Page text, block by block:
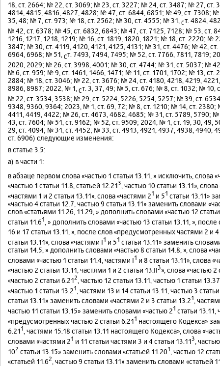
18, ст. 2664; № 22, ст. 3069; № 23, ст. 3227; № 24, ст. 3487; № 27,
4814, 4815, 4816, 4827, 4828; № 47, ст. 6844, 6851; № 49, ст. 7308;
35, 48; № 7, ст. 973; № 18, ст. 2562; № 30, ст. 4555; № 31, Ст. 4824,
№ 42, ст. 6378; № 45, ст. 6832, 6843; № 47, ст. 7125, 7128; № 53, ст.
1216, 1217, 1218, 1219; № 16, ст. 1819, 1820, 1821; № 18, ст. 2220;
3847; № 30, ст. 4119, 4120, 4121, 4125, 4131; № 31, ст. 4476; № 42,
6964, 6968; № 51, Ст. 7493, 7494, 7495; № 52, ст. 7766, 7811, 7819;
2020, 2029; № 26, ст. 3998, 4001; № 30, ст. 4744; № 31, ст. 5037; №
№ 6, ст. 959; № 9, ст. 1461, 1466, 1471; № 11, ст. 1701, 1702; № 13,
2884; № 18, ст. 3046; № 22, ст. 3676; № 24, ст. 4180, 4218, 4219,
8986, 8987; 2022, № 1, Ст. 3, 37, 49; № 5, ст. 676; № 8, ст. 1032; № 10,
№ 22, ст. 3534, 3538; № 29, ст. 5224, 5226, 5254, 5257; № 39, ст.
9348, 9360, 9364; 2023, № 1, ст. 69, 72; № 8, ст. 1210; № 14, ст.
4411, 4419, 4422; № 26, ст. 4673, 4682, 4685; № 31, ст. 5789, 5790;
43, ст. 7604; № 51, ст. 9162; № 52, ст. 9509; 2024, № 1, ст. 19, 30,
29, ст. 4094; № 31, ст. 4452; № 33, ст. 4913, 4921, 4937, 4938,
ст. 6906) следующие изменения:
в статье 3.5:
а) в части 1:
в абзаце первом слова «частью 1 статьи 13.11, » исключить, слова
«частью 1 статьи 11.8, статьей 12.213 , частью 10 статьи 13.11»,
«частями 1 и 2 статьи 13.11», слова «частями 21 и 51 статьи 13.11»
«частью 4 статьи 12.7, частью 9 статьи 13.11» заменить словами
слов «статьями 11.26, 11.29, » дополнить словами «частью 12
статьи 11.61 , » дополнить словами «частью 13 статьи 13.11, », после
16 и 17 статьи 13.11, », после слов «предусмотренных частями 2 и 4
статьи 13.11», слова «частями I1 и 51 статьи 13.11» заменить
статьи 14.5, » дополнить словами «частью 8 статьи 14.8, », слова
словами «частью 1 статьи 11.4, частями I1 и 8 статьи 13.11», слова
«частью 2 статьи 13.11, частями 1 и 2 статьи 13.II3», слова «частью 2
«частью 2 статьи 6.212 , частью 12 статьи 13.11, частью 1 статьи
«частью 1 статьи 13.21 , частями 13 и 14 статьи 13.11, частью 3
статьи 13.11» заменить словами «частями 2 и 3 статьи 13.21 ,
частью 11 статьи 13.15» заменить словами «частью 21 статьи 13.11,
«предусмотренных частью 2 статьи 6.211 настоящего Кодекса»
6.211 , частями 15.18 статьи 13.11 настоящего Кодекса», слова
словами «частями 21 и 11 статьи частями 3 и 4 статьи 13.113 ,
102 статьи 13.15» заменить словами «статьей 11.201 , частью 12
«статьей 11.62 , частью 9 статьи 13.11» заменить словами «статьей